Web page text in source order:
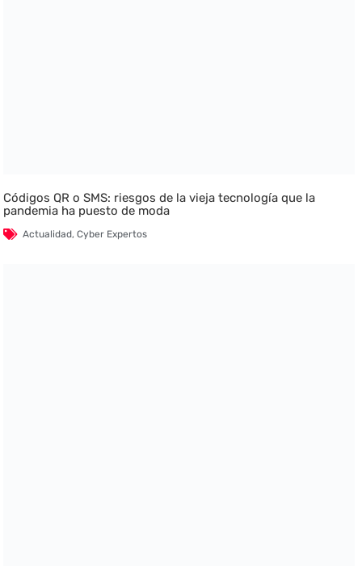
Códigos QR o SMS: riesgos de la vieja tecnología que la
pandemia ha puesto de moda
Actualidad,Cyber Expertos